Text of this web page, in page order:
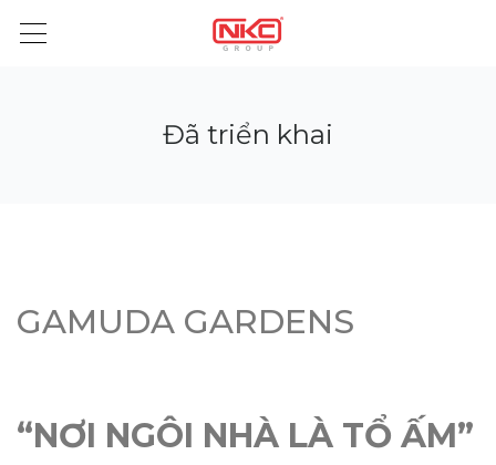
Đã triển khai
GAMUDA GARDENS
“NƠI NGÔI NHÀ LÀ TỔ ẤM”